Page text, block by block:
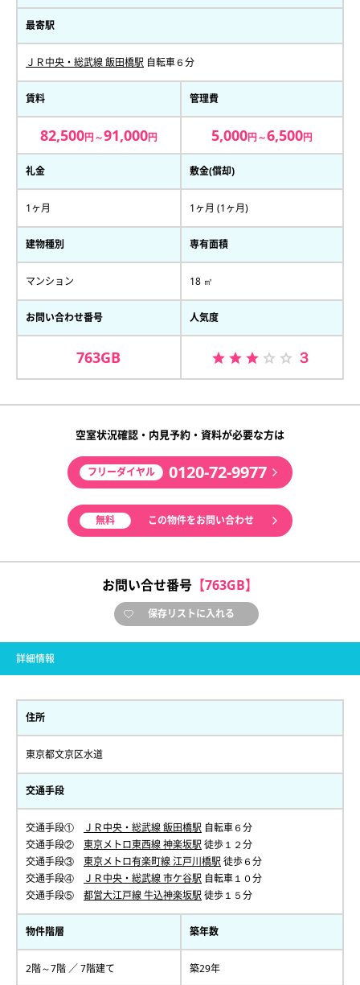
最寄駅
ＪＲ中央・総武線 飯田橋駅 自転車６分
賃料
82,500円～91,000円
管理費
5,000円～6,500円
礼金
1ヶ月
敷金(償却)
1ヶ月 (1ヶ月)
建物種別
マンション
専有面積
18 ㎡
お問い合わせ番号
763GB
人気度
３
空室状況確認・内見予約・資料が必要な方は
フリーダイヤル 0120-72-9977
無料 この物件をお問い合わせ
お問い合せ番号 【763GB】
保存リストに入れる
詳細情報
住所
東京都文京区水道
交通手段
交通手段① ＪＲ中央・総武線 飯田橋駅 自転車６分
交通手段② 東京メトロ東西線 神楽坂駅 徒歩１２分
交通手段③ 東京メトロ有楽町線 江戸川橋駅 徒歩６分
交通手段④
ＪＲ中央・総武線 市ケ谷駅 自転車１０分
交通手段⑤ 都営大江戸線 牛込神楽坂駅 徒歩１５分
物件階層
2階～7階 ／ 7階建て
築年数
築29年